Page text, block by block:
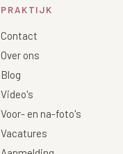
PRAKTIJK
Contact
Over ons
Blog
Video's
Voor- en na-foto's
Vacatures